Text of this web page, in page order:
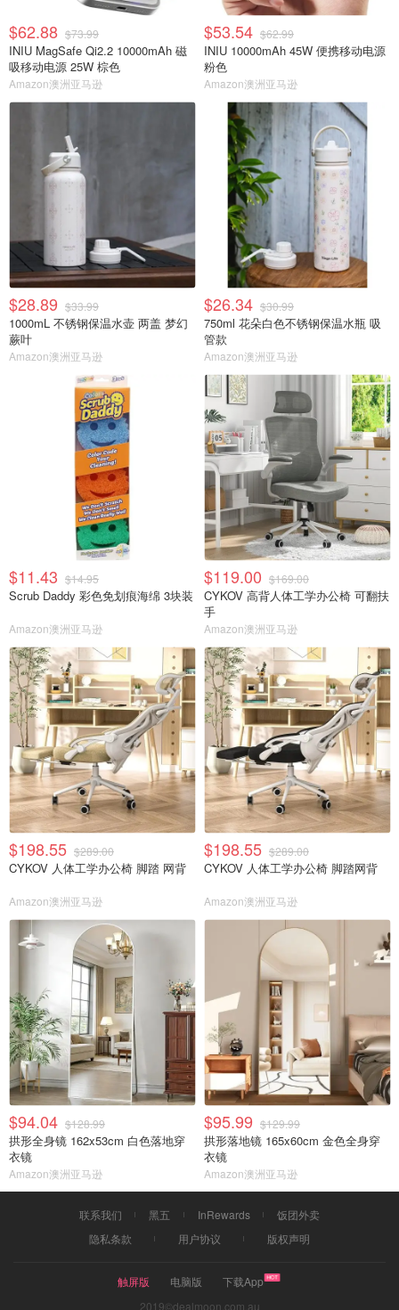
$62.88 $73.99
INIU MagSafe Qi2.2 10000mAh 磁
吸移动电源 25W 棕色
Amazon澳洲亚马逊
$53.54 $62.99
INIU 10000mAh 45W 便携移动电源
粉色
Amazon澳洲亚马逊
$28.89 $33.99
1000mL 不锈钢保温水壶 两盖 梦幻
蕨叶
Amazon澳洲亚马逊
$26.34 $30.99
750ml 花朵白色不锈钢保温水瓶 吸
管款
Amazon澳洲亚马逊
$11.43 $14.95
Scrub Daddy 彩色免划痕海绵 3块装
Amazon澳洲亚马逊
$119.00 $169.00
CYKOV 高背人体工学办公椅 可翻扶
手
Amazon澳洲亚马逊
$198.55 $289.00
CYKOV 人体工学办公椅 脚踏 网背
Amazon澳洲亚马逊
$198.55 $289.00
CYKOV 人体工学办公椅 脚踏网背
Amazon澳洲亚马逊
$94.04 $128.99
拱形全身镜 162x53cm 白色落地穿
衣镜
Amazon澳洲亚马逊
$95.99 $129.99
拱形落地镜 165x60cm 金色全身穿
衣镜
Amazon澳洲亚马逊
联系我们 黑五 InRewards
饭团外卖
隐私条款
用户协议 版权声明
触屏版 电脑版
下载App
2019©dealmoon.com.au